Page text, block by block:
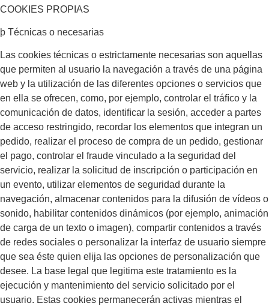
COOKIES PROPIAS
þ Técnicas o necesarias
Las cookies técnicas o estrictamente necesarias son aquellas
que permiten al usuario la navegación a través de una página
web y la utilización de las diferentes opciones o servicios que
en ella se ofrecen, como, por ejemplo, controlar el tráﬁco y la
comunicación de datos, identiﬁcar la sesión, acceder a partes
de acceso restringido, recordar los elementos que integran un
pedido, realizar el proceso de compra de un pedido, gestionar
el pago, controlar el fraude vinculado a la seguridad del
servicio, realizar la solicitud de inscripción o participación en
un evento, utilizar elementos de seguridad durante la
navegación, almacenar contenidos para la difusión de vídeos o
sonido, habilitar contenidos dinámicos (por ejemplo, animación
de carga de un texto o imagen), compartir contenidos a través
de redes sociales o personalizar la interfaz de usuario siempre
que sea éste quien elija las opciones de personalización que
desee. La base legal que legitima este tratamiento es la
ejecución y mantenimiento del servicio solicitado por el
usuario. Estas cookies permanecerán activas mientras el